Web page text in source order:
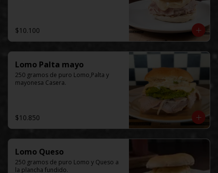
$10.100
Lomo Palta mayo
250 gramos de puro Lomo,Palta y
mayonesa Casera.
$10.850
Lomo Queso
250 gramos de puro Lomo y Queso a
la plancha fundido.